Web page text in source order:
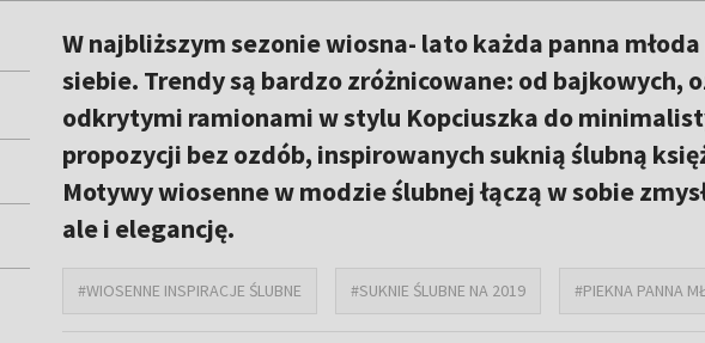
W najbliższym sezonie wiosna- lato każda panna
siebie. Trendy są bardzo zróżnicowane: od bajkowych,
odkrytymi ramionami w stylu Kopciuszka do
propozycji bez ozdób, inspirowanych suknią ślubną
Motywy wiosenne w modzie ślubnej łączą w sobie
ale i elegancję.
#WIOSENNE INSPIRACJE ŚLUBNE #SUKNIE ŚLUBNE NA 2019 #PIEKNA PANNA